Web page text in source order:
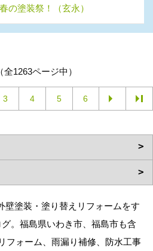
塗装祭！（玄永）
全1263ページ中）
3 4 5 6
壁塗装・塗り替えリフォームをす
。福島県いわき市、福島市も含
フォーム、雨漏り補修、防水工事